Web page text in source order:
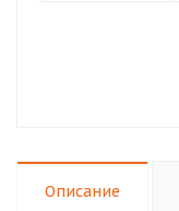
Описание